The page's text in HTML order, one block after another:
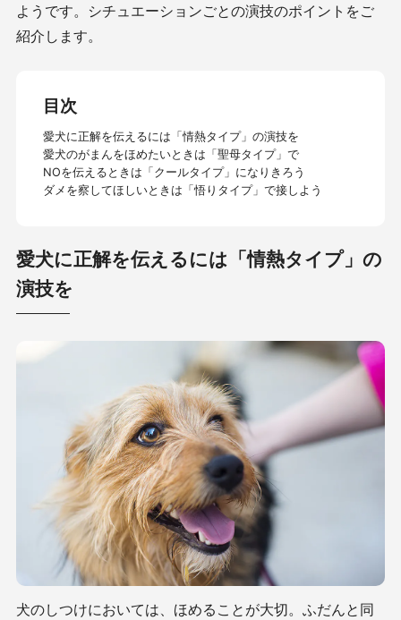
ようです。シチュエーションごとの演技のポイントをご
紹介します。
目次
愛犬に正解を伝えるには「情熱タイプ」の演技を
愛犬のがまんをほめたいときは「聖母タイプ」で
NOを伝えるときは「クールタイプ」になりきろう
ダメを察してほしいときは「悟りタイプ」で接しよう
愛犬に正解を伝えるには「情熱タイプ」の
演技を
犬のしつけにおいては、ほめることが大切。ふだんと同